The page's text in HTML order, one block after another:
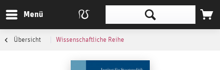
Menü
Übersicht Wissenschaftliche Reihe